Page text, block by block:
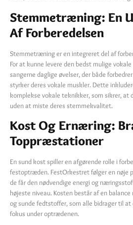
Stemmetræning: En
Af Forberedelsen
Stemmetræning er en integreret del af
For at kunne levere den bedst mulige
sangerne daglige øvelser, der både
styrker deres vokale muskler. Dette
komplekse vokale teknikker, som sikrer, at
uden at miste deres stemmekvalitet.
Kost Og Ernæring:
Toppræstationer
En sund kost spiller en afgørende rolle i
festoptræden. FestOrkestret følger en nøje
de får den nødvendige energi og
højeste niveau. Kosten består af en
og sunde fedtstoffer, som alle bidrager til
fokus under optrædenen.